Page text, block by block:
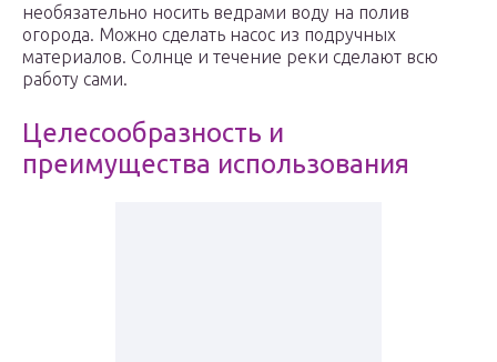
необязательно носить ведрами воду на полив
огорода. Можно сделать насос из подручных
материалов. Солнце и течение реки сделают всю
работу сами.
Целесообразность и
преимущества использования